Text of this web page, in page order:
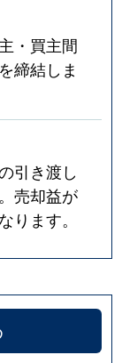
・買主間
締結しま
引き渡し
売却益が
ります。